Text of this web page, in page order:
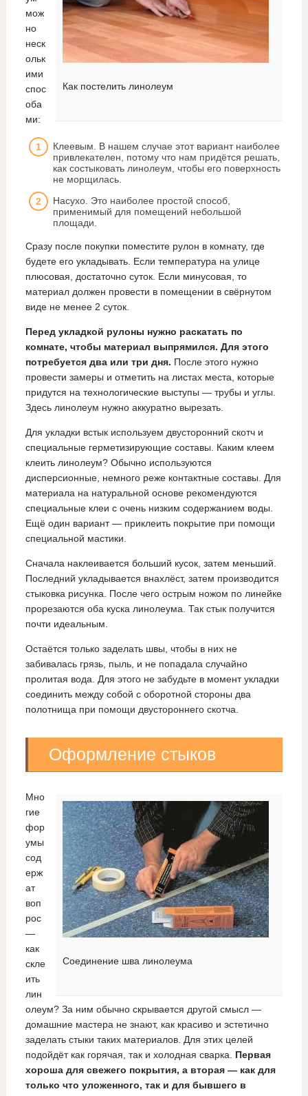
Как постелить линолеум
мож
но
неск
ольк
ими
спос
оба
ми:
Клеевым. В нашем случае этот вариант наиболее
привлекателен, потому что нам придётся решать,
как состыковать линолеум, чтобы его поверхность
не морщилась.
Насухо. Это наиболее простой способ,
применимый для помещений небольшой
площади.
Сразу после покупки поместите рулон в комнату, где
будете его укладывать. Если температура на улице
плюсовая, достаточно суток. Если минусовая, то
материал должен провести в помещении в свёрнутом
виде не менее 2 суток.
Перед укладкой рулоны нужно раскатать по
комнате, чтобы материал выпрямился. Для этого
потребуется два или три дня. После этого нужно
провести замеры и отметить на листах места, которые
придутся на технологические выступы — трубы и углы.
Здесь линолеум нужно аккуратно вырезать.
Для укладки встык используем двусторонний скотч и
специальные герметизирующие составы. Каким клеем
клеить линолеум? Обычно используются
дисперсионные, немного реже контактные составы. Для
материала на натуральной основе рекомендуются
специальные клеи с очень низким содержанием воды.
Ещё один вариант — приклеить покрытие при помощи
специальной мастики.
Сначала наклеивается больший кусок, затем меньший.
Последний укладывается внахлёст, затем производится
стыковка рисунка. После чего острым ножом по линейке
прорезаются оба куска линолеума. Так стык получится
почти идеальным.
Остаётся только заделать швы, чтобы в них не
забивалась грязь, пыль, и не попадала случайно
пролитая вода. Для этого не забудьте в момент укладки
соединить между собой с оборотной стороны два
полотнища при помощи двустороннего скотча.
Оформление стыков
Соединение шва линолеума
Мно
гие
фор
умы
сод
ерж
ат
воп
рос
—
как
скле
ить
лин
олеум? За ним обычно скрывается другой смысл —
домашние мастера не знают, как красиво и эстетично
заделать стыки таких материалов. Для этих целей
подойдёт как горячая, так и холодная сварка. Первая
хороша для свежего покрытия, а вторая — как для
только что уложенного, так и для бывшего в